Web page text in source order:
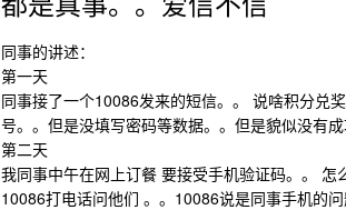
同事的讲述：
第一天
同事接了一个10086发来的短信。。 说啥积分兑
号。。但是没填写密码等数据。。但是貌似没有成
第二天
我同事中午在网上订餐 要接受手机验证码。。
10086打电话问他们 。。10086说是同事手机的问